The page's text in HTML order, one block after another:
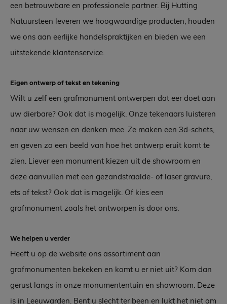
een betrouwbare en professionele partner. Bij Hutting
Natuursteen leveren we hoogwaardige producten, houden
we ons aan eerlijke handelspraktijken en bieden we een
uitstekende klantenservice.
Eigen ontwerp of tekst en tekening
Wilt u zelf een grafmonument ontwerpen dat eer doet aan
uw dierbare? Ook dat is mogelijk. Onze tekenaars luisteren
naar uw wensen en denken mee. Ze maken een 3d-schets,
en geven zo een beeld van hoe het ontwerp eruit komt te
zien. Liever een monument kiezen uit de showroom en
deze aanvullen met een gezandstraalde- of laser gravure,
ets of tekst? Ook dat is mogelijk. Of kies een
grafmonument zoals het ontworpen is door ons.
We helpen u verder
Heeft u op de website ons assortiment aan
grafmonumenten bekeken en komt u er niet uit? Kom dan
gerust langs in onze monumententuin en showroom. Deze
is in Leeuwarden. Bent u slecht ter been en lukt het niet om